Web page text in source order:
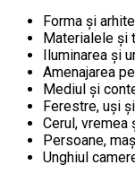
Forma și
Materialele și
Iluminarea și
Amenajarea
Mediul și
Ferestre, uși
Cerul, vremea
Persoane,
Unghiul